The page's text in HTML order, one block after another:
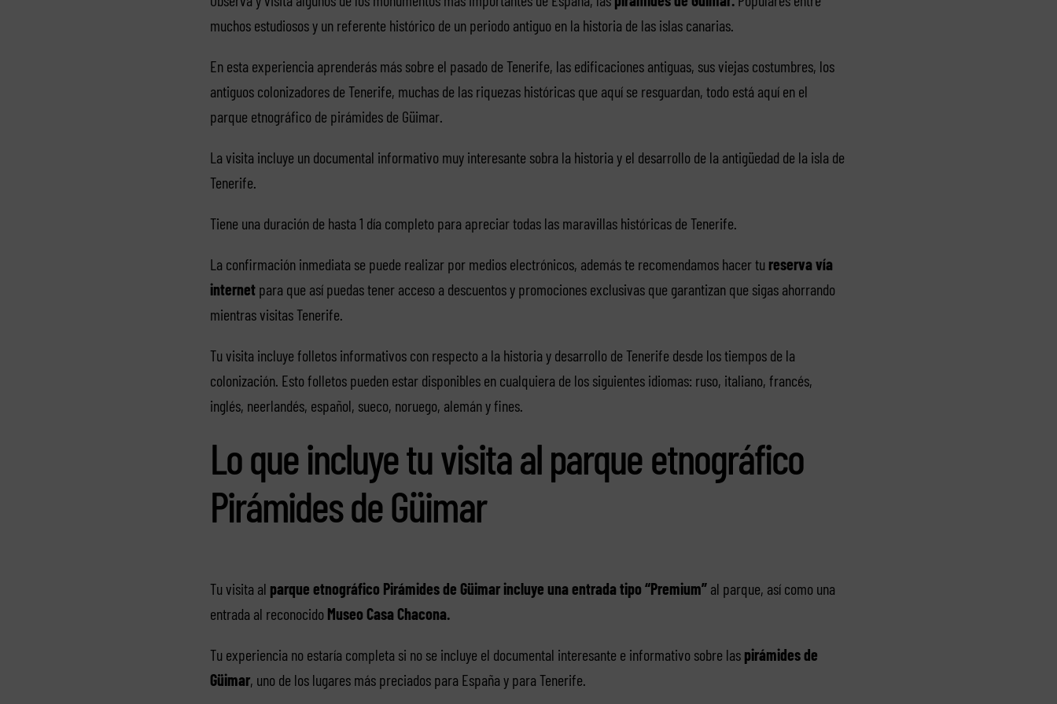
muchos estudiosos y un referente histórico de un periodo antiguo en la historia de las islas canarias.
En esta experiencia aprenderás más sobre el pasado de Tenerife, las edificaciones antiguas, sus viejas costumbres, los
antiguos colonizadores de Tenerife, muchas de las riquezas históricas que aquí se resguardan, todo está aquí en el
parque etnográfico de pirámides de Güimar.
La visita incluye un documental informativo muy interesante sobra la historia y el desarrollo de la antigüedad de la isla de
Tenerife.
Tiene una duración de hasta 1 día completo para apreciar todas las maravillas históricas de Tenerife.
La confirmación inmediata se puede realizar por medios electrónicos, además te recomendamos hacer tu reserva vía
internetpara que así puedas tener acceso a descuentos y promociones exclusivas que garantizan que sigas ahorrando
mientras visitas Tenerife.
Tu visita incluye folletos informativos con respecto a la historia y desarrollo de Tenerife desde los tiempos de la
colonización. Esto folletos pueden estar disponibles en cualquiera de los siguientes idiomas: ruso, italiano, francés,
inglés, neerlandés, español, sueco, noruego, alemán y fines.
Lo que incluye tu visita al parque etnográfico
Pirámides de Güimar
Tu visita al parque etnográfico Pirámides de Güimar incluye una entrada tipo “Premium”al parque, así como una
entrada al reconocido Museo Casa Chacona.
Tu experiencia no estaría completa si no se incluye el documental interesante e informativo sobre las pirámides de
Güimar, uno de los lugares más preciados para España y para Tenerife.